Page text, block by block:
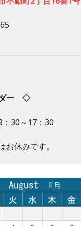
ー ◇
30～17：30
お休みです。